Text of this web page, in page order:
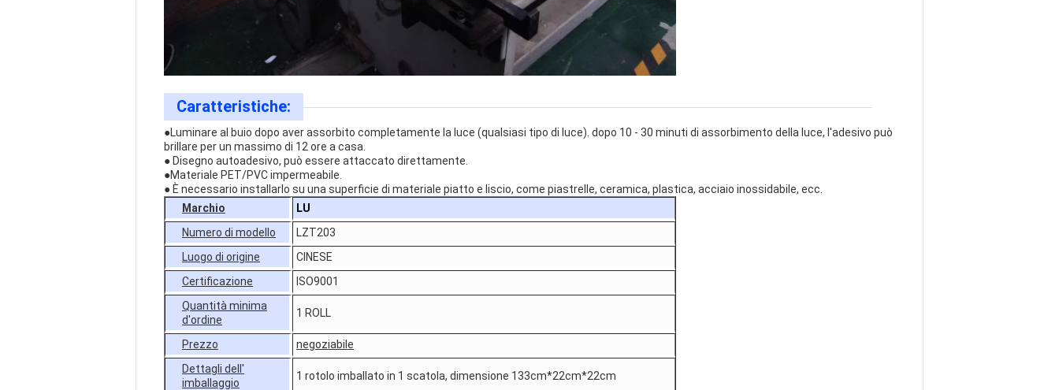
Caratteristiche:
●Luminare al buio dopo aver assorbito completamente la luce (qualsiasi tipo di luce). dopo 10 - 30 minuti di assorbimento della luce, l'adesivo può
brillare per un massimo di 12 ore a casa.
● Disegno autoadesivo, può essere attaccato direttamente.
●Materiale PET/PVC impermeabile.
● È necessario installarlo su una superficie di materiale piatto e liscio, come piastrelle, ceramica, plastica, acciaio inossidabile, ecc.
Marchio
LU
Numero di modello
LZT203
Luogo di origine
CINESE
Certificazione
ISO9001
Quantità minima
d'ordine
1 ROLL
Prezzo
negoziabile
Dettagli dell'
imballaggio
1 rotolo imballato in 1 scatola, dimensione 133cm*22cm*22cm